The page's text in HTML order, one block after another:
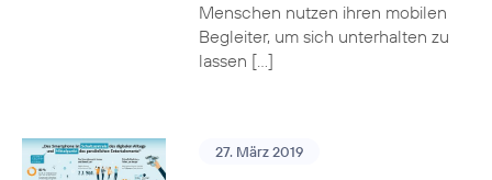
Menschen nutzen ihren mobilen
Begleiter, um sich unterhalten zu
lassen […]
27. März 2019